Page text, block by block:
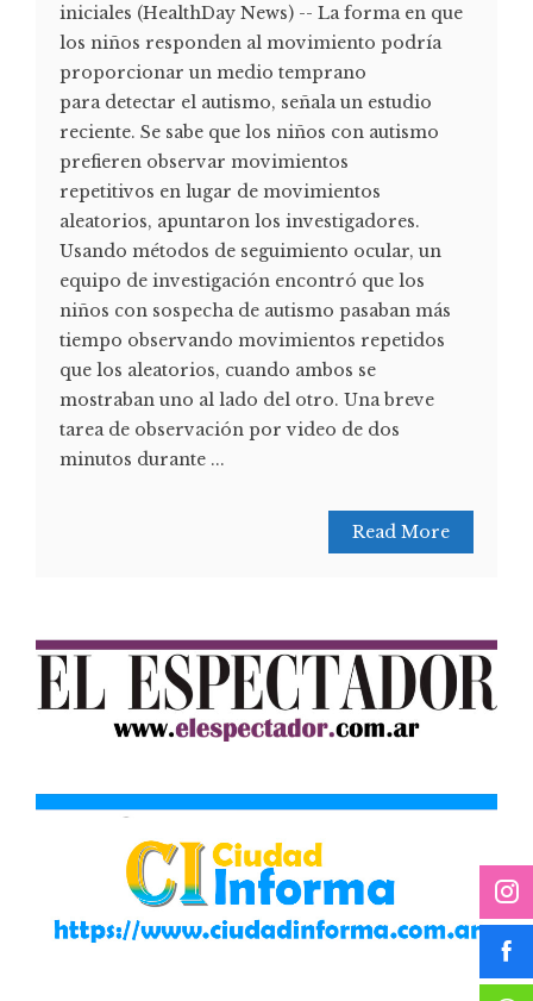
iniciales (HealthDay News) -- La forma en que
los niños responden al movimiento podría
proporcionar un medio temprano
para detectar el autismo, señala un estudio
reciente. Se sabe que los niños con autismo
prefieren observar movimientos
repetitivos en lugar de movimientos
aleatorios, apuntaron los investigadores.
Usando métodos de seguimiento ocular, un
equipo de investigación encontró que los
niños con sospecha de autismo pasaban más
tiempo observando movimientos repetidos
que los aleatorios, cuando ambos se
mostraban uno al lado del otro. Una breve
tarea de observación por video de dos
minutos durante ...
Read More